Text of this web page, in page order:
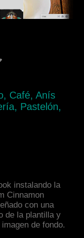
Café, Anís
Pastelón,
instalando la
Cinnamon
con una
de la plantilla y
de fondo.